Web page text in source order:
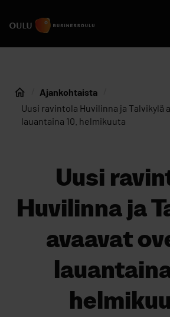
Etusivulle
Suomeksi
In english
Etusivu
Ajankohtaista
Uusi ravintola Huvilinna ja Talvikylä
lauantaina 10. helmikuuta
Uusi
Huvilinna ja
avaavat